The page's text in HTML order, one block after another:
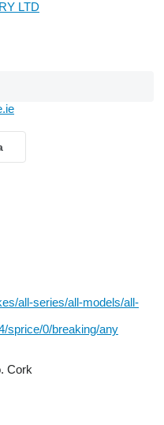
LTD
all-series/all-models/all-
sprice/0/breaking/any
Cork